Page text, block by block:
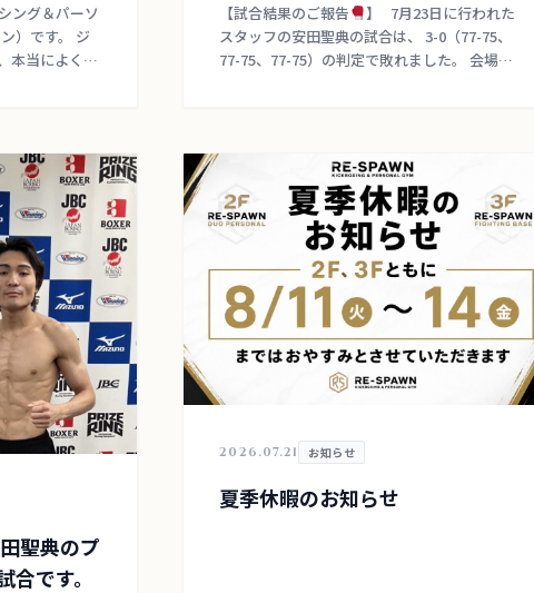
ング＆パーソ
）です。 ジ
本当によく聞
【試合結果のご報告
】 7月23日に行われた
スタッフの安田聖典の試合は、 3-0（77-75、
77-75、77-75）の判定で敗れました。 会場ま
聖典のプ
です。
2026.07.21 お知らせ
夏季休暇のお知らせ